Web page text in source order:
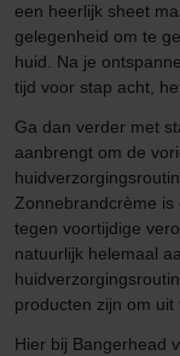
een heerlijk sheet
gelegenheid om te
huid. Na je
tijd voor stap acht,
Ga dan verder met
aanbrengt om de
Zonnebrandcrème
tegen voortijdige
natuurlijk helemaal
producten zijn om uit
Hier bij Bangerhead